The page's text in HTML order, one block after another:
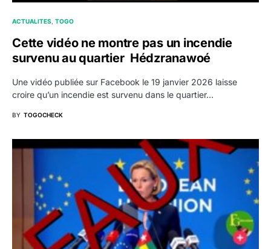
ACTUALITES TOGO
Cette vidéo ne montre pas un incendie
survenu au quartier Hédzranawoé
Une vidéo publiée sur Facebook le 19 janvier 2026 laisse
croire qu’un incendie est survenu dans le quartier…
BY TOGOCHECK